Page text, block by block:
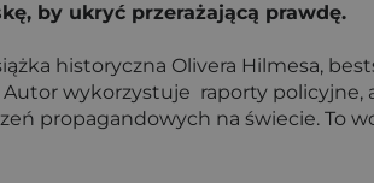
by ukryć przerażającą prawdę.
historyczna Olivera Hilmesa,
wykorzystuje raporty policyjne,
propagandowych na świecie. To